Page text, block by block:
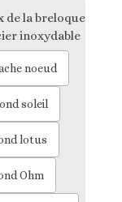
de la breloque
inoxydable
noeud
soleil
lotus
Ohm